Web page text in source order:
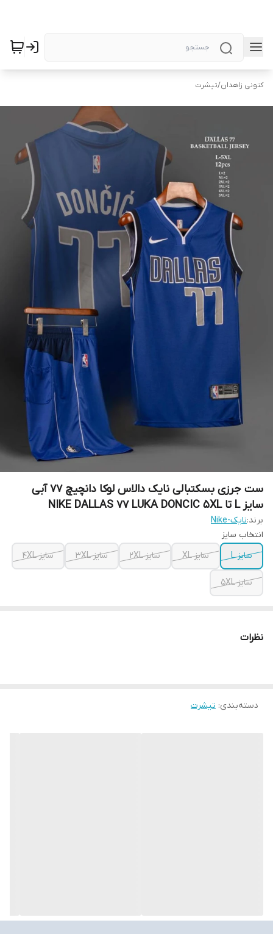
کتونی زاهدان/تیشرت
ست جرزی بسکتبالی نایک دالاس لوکا دانچیچ 77 آبی
سایز L تا NIKE DALLAS 77 LUKA DONCIC 5XL
برند:نایک-Nike
انتخاب سایز
سایز L
سایز XL سایز 2XL سایز 3XL سایز 4XL
سایز 5XL
نظرات
دسته‌بندی: تیشرت